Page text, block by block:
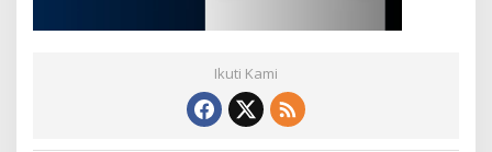
Ikuti Kami